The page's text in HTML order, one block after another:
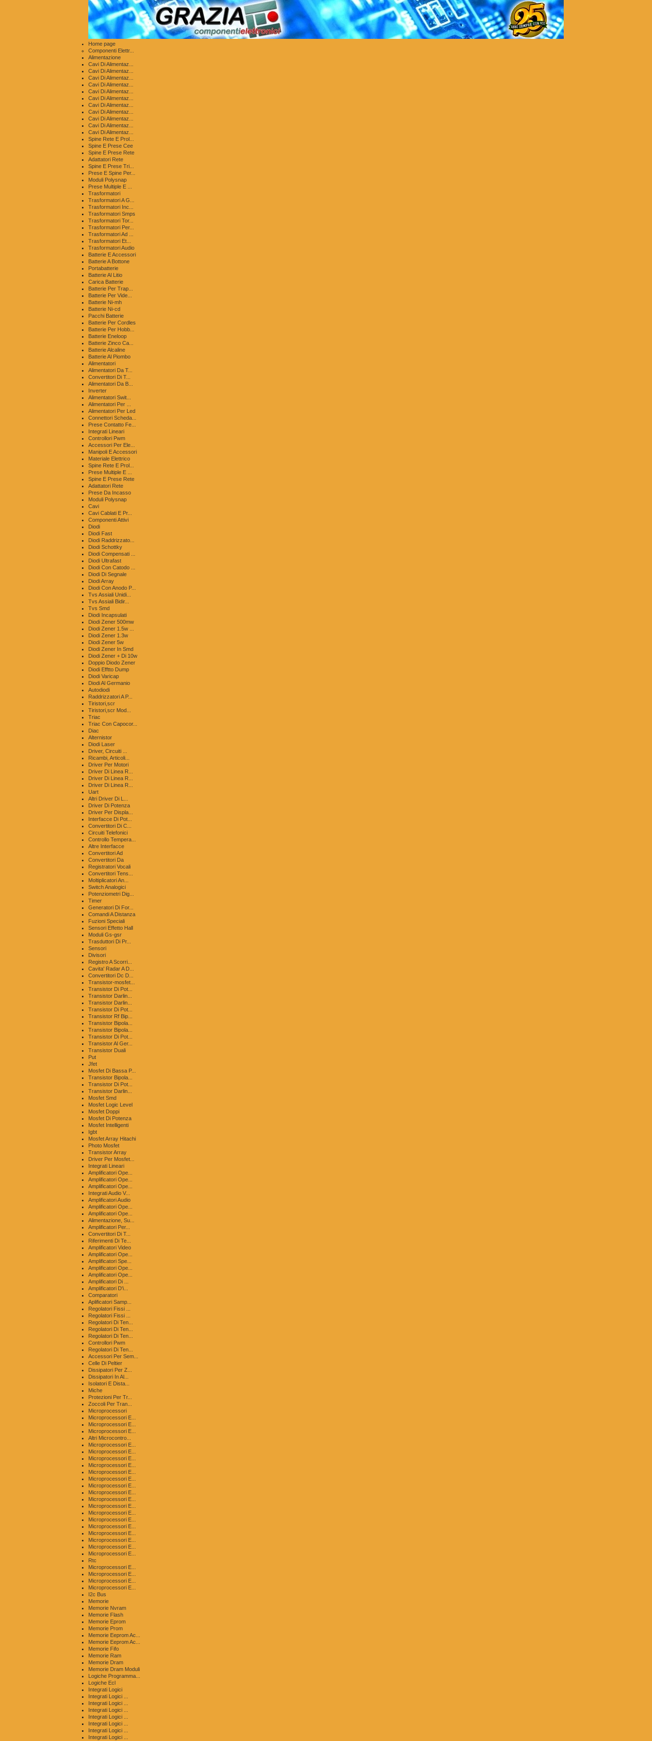
Home page
Componenti Elettr...
Alimentazione
Cavi Di Alimentaz...
Cavi Di Alimentaz...
Cavi Di Alimentaz...
Cavi Di Alimentaz...
Cavi Di Alimentaz...
Cavi Di Alimentaz...
Cavi Di Alimentaz...
Cavi Di Alimentaz...
Cavi Di Alimentaz...
Cavi Di Alimentaz...
Cavi Di Alimentaz...
Spine Rete E Prol...
Spine E Prese Cee
Spine E Prese Rete
Adattatori Rete
Spine E Prese Tri...
Prese E Spine Per...
Moduli Polysnap
Prese Multiple E ...
Trasformatori
Trasformatori A G...
Trasformatori Inc...
Trasformatori Smps
Trasformatori Tor...
Trasformatori Per...
Trasformatori Ad ...
Trasformatori Et...
Trasformatori Audio
Batterie E Accessori
Batterie A Bottone
Portabatterie
Batterie Al Litio
Carica Batterie
Batterie Per Trap...
Batterie Per Vide...
Batterie Ni-mh
Batterie Ni-cd
Pacchi Batterie
Batterie Per Cordles
Batterie Per Hobb...
Batterie Eneloop
Batterie Zinco Ca...
Batterie Alcaline
Batterie Al Piombo
Alimentatori
Alimentatori Da T...
Convertitori Di T...
Alimentatori Da B...
Inverter
Alimentatori Swit...
Alimentatori Per ...
Alimentatori Per Led
Connettori Scheda...
Prese Contatto Fe...
Integrati Lineari
Controllori Pwm
Accessori Per Ele...
Manipoli E Accessori
Materiale Elettrico
Spine Rete E Prol...
Prese Multiple E ...
Spine E Prese Rete
Adattatori Rete
Prese Da Incasso
Moduli Polysnap
Cavi
Cavi Cablati E Pr...
Componenti Attivi
Diodi
Diodi Fast
Diodi Raddrizzato...
Diodi Schottky
Diodi Compensati ...
Diodi Ultrafast
Diodi Con Catodo ...
Diodi Di Segnale
Diodi Array
Diodi Con Anodo P...
Tvs Assiali Unidi...
Tvs Assiali Bidir...
Tvs Smd
Diodi Incapsulati
Diodi Zener 500mw
Diodi Zener 1.5w ...
Diodi Zener 1.3w
Diodi Zener 5w
Diodi Zener In Smd
Diodi Zener + Di 10w
Doppio Diodo Zener
Diodi Efftto Dump
Diodi Varicap
Diodi Al Germanio
Autodiodi
Raddrizzatori A P...
Tiristori,scr
Tiristori,scr Mod...
Triac
Triac Con Capocor...
Diac
Alternistor
Diodi Laser
Driver, Circuiti ...
Ricambi, Articoli...
Driver Per Motori
Driver Di Linea R...
Driver Di Linea R...
Driver Di Linea R...
Uart
Altri Driver Di L...
Driver Di Potenza
Driver Per Displa...
Interfacce Di Pot...
Convertitori Di C...
Circuiti Telefonici
Controllo Tempera...
Altre Interfacce
Convertitori Ad
Convertitori Da
Registratori Vocali
Convertitori Tens...
Moltiplicatori An...
Switch Analogici
Potenziometri Dig...
Timer
Generatori Di For...
Comandi A Distanza
Fuzioni Speciali
Sensori Effetto Hall
Moduli Gs-gsr
Trasduttori Di Pr...
Sensori
Divisori
Registro A Scorri...
Cavita' Radar A D...
Convertitori Dc D...
Transistor-mosfet...
Transistor Di Pot...
Transistor Darlin...
Transistor Darlin...
Transistor Di Pot...
Transistor Rf Bip...
Transistor Bipola...
Transistor Bipola...
Transistor Di Pot...
Transistor Al Ger...
Transistor Duali
Put
Jfet
Mosfet Di Bassa P...
Transistor Bipola...
Transistor Di Pot...
Transistor Darlin...
Mosfet Smd
Mosfet Logic Level
Mosfet Doppi
Mosfet Di Potenza
Mosfet Intelligenti
Igbt
Mosfet Array Hitachi
Photo Mosfet
Transistor Array
Driver Per Mosfet...
Integrati Lineari
Amplificatori Ope...
Amplificatori Ope...
Amplificatori Ope...
Integrati Audio V...
Amplificatori Audio
Amplificatori Ope...
Amplificatori Ope...
Alimentazione, Su...
Amplificatori Per...
Convertitori Di T...
Riferimenti Di Te...
Amplificatori Video
Amplificatori Ope...
Amplificatori Spe...
Amplificatori Ope...
Amplificatori Ope...
Amplificatori Di ...
Amplificatori D'i...
Comparatori
Aplificatori Samp...
Regolatori Fissi ...
Regolatori Fissi ...
Regolatori Di Ten...
Regolatori Di Ten...
Regolatori Di Ten...
Controllori Pwm
Regolatori Di Ten...
Accessori Per Sem...
Celle Di Peltier
Dissipatori Per Z...
Dissipatori In Al...
Isolatori E Dista...
Miche
Protezioni Per Tr...
Zoccoli Per Tran...
Microprocessori
Microprocessori E...
Microprocessori E...
Microprocessori E...
Altri Microcontro...
Microprocessori E...
Microprocessori E...
Microprocessori E...
Microprocessori E...
Microprocessori E...
Microprocessori E...
Microprocessori E...
Microprocessori E...
Microprocessori E...
Microprocessori E...
Microprocessori E...
Microprocessori E...
Microprocessori E...
Microprocessori E...
Microprocessori E...
Microprocessori E...
Microprocessori E...
Rtc
Microprocessori E...
Microprocessori E...
Microprocessori E...
Microprocessori E...
I2c Bus
Memorie
Memorie Nvram
Memorie Flash
Memorie Eprom
Memorie Prom
Memorie Eeprom Ac...
Memorie Eeprom Ac...
Memorie Fifo
Memorie Ram
Memorie Dram
Memorie Dram Moduli
Logiche Programma...
Logiche Ecl
Integrati Logici
Integrati Logici ...
Integrati Logici ...
Integrati Logici ...
Integrati Logici ...
Integrati Logici ...
Integrati Logici ...
Integrati Logici ...